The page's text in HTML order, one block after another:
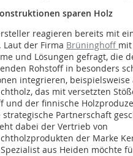
sparen Holz
reagieren bereits mit
Laut der Firma Brüninghoff
und Lösungen gefragt, die
Rohstoff in besonders
integrieren, beispielsweise
das mit versetzten
und der finnische
Partnerschaft
dabei der Vertrieb von
der Marke
aus Heiden möchte